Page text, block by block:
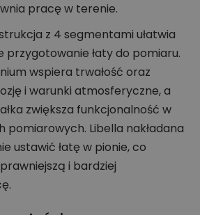
pracę w terenie.
z 4 segmentami ułatwia
przygotowanie łaty do pomiaru.
wspiera trwałość oraz
i warunki atmosferyczne, a
zwiększa funkcjonalność w
pomiarowych. Libella nakładana
ustawić łatę w pionie, co
i bardziej